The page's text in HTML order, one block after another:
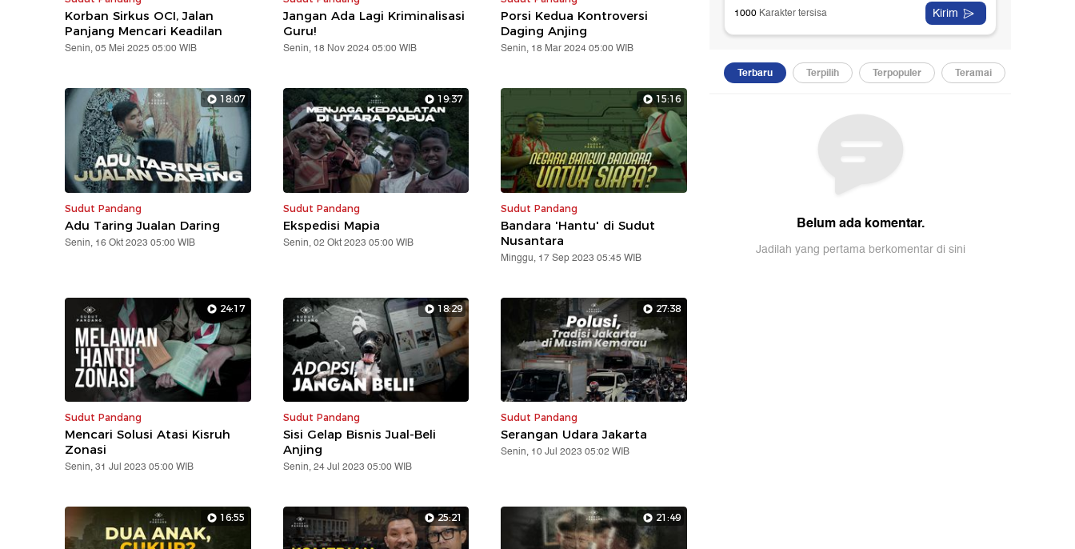
Korban Sirkus OCI, Jalan
Panjang Mencari Keadilan
Senin, 05 Mei 2025 05:00 WIB
Jangan Ada Lagi Kriminalisasi
Guru!
Senin, 18 Nov 2024 05:00 WIB
Porsi Kedua Kontroversi
Daging Anjing
Senin, 18 Mar 2024 05:00 WIB
18:07
Sudut Pandang
Adu Taring Jualan Daring
Senin, 16 Okt 2023 05:00 WIB
19:37
Sudut Pandang
Ekspedisi Mapia
Senin, 02 Okt 2023 05:00 WIB
15:16
Sudut Pandang
Bandara 'Hantu' di Sudut
Nusantara
Minggu, 17 Sep 2023 05:45 WIB
24:17
Sudut Pandang
Mencari Solusi Atasi Kisruh
Zonasi
Senin, 31 Jul 2023 05:00 WIB
18:29
Sudut Pandang
Sisi Gelap Bisnis Jual-Beli
Anjing
Senin, 24 Jul 2023 05:00 WIB
27:38
Sudut Pandang
Serangan Udara Jakarta
Senin, 10 Jul 2023 05:02 WIB
16:55 25:21 21:49
dengan tegas membantah anggapan tersebut, ia
menyatakan PIK 2 dengan PSN Tropical Coastland
Simak Selengkapnya dalamSudut Pandang: